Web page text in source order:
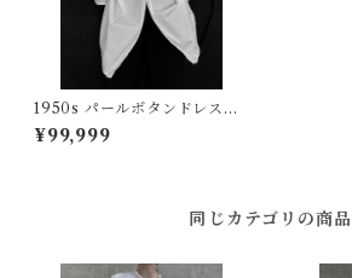
1950s パールボタンドレスシ
ャツ イギリスヴィンテージ
¥99,999
同じカテゴリの商品